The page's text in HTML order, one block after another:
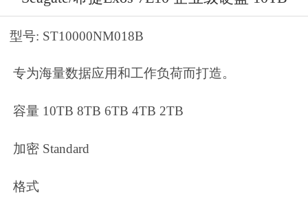
型号: ST10000NM018B
专为海量数据应用和工作负荷而打造。
容量 10TB 8TB 6TB 4TB 2TB
加密 Standard
格式